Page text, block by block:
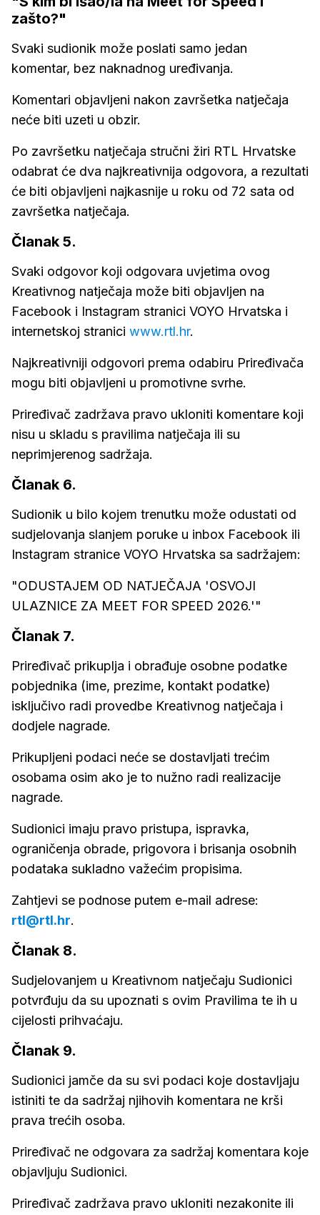
zašto?"
Svaki sudionik može poslati samo jedan
komentar, bez naknadnog uređivanja.
Komentari objavljeni nakon završetka natječaja
neće biti uzeti u obzir.
Po završetku natječaja stručni žiri RTL Hrvatske
odabrat će dva najkreativnija odgovora, a rezultati
će biti objavljeni najkasnije u roku od 72 sata od
završetka natječaja.
Članak 5.
Svaki odgovor koji odgovara uvjetima ovog
Kreativnog natječaja može biti objavljen na
Facebook i Instagram stranici VOYO Hrvatska i
internetskoj stranici www.rtl.hr.
Najkreativniji odgovori prema odabiru Priređivača
mogu biti objavljeni u promotivne svrhe.
Priređivač zadržava pravo ukloniti komentare koji
nisu u skladu s pravilima natječaja ili su
neprimjerenog sadržaja.
Članak 6.
Sudionik u bilo kojem trenutku može odustati od
sudjelovanja slanjem poruke u inbox Facebook ili
Instagram stranice VOYO Hrvatska sa sadržajem:
"ODUSTAJEM OD NATJEČAJA 'OSVOJI
ULAZNICE ZA MEET FOR SPEED 2026.'"
Članak 7.
Priređivač prikuplja i obrađuje osobne podatke
pobjednika (ime, prezime, kontakt podatke)
isključivo radi provedbe Kreativnog natječaja i
dodjele nagrade.
Prikupljeni podaci neće se dostavljati trećim
osobama osim ako je to nužno radi realizacije
nagrade.
Sudionici imaju pravo pristupa, ispravka,
ograničenja obrade, prigovora i brisanja osobnih
podataka sukladno važećim propisima.
Zahtjevi se podnose putem e-mail adrese:
rtl@rtl.hr.
Članak 8.
Sudjelovanjem u Kreativnom natječaju Sudionici
potvrđuju da su upoznati s ovim Pravilima te ih u
cijelosti prihvaćaju.
Članak 9.
Sudionici jamče da su svi podaci koje dostavljaju
istiniti te da sadržaj njihovih komentara ne krši
prava trećih osoba.
Priređivač ne odgovara za sadržaj komentara koje
objavljuju Sudionici.
Priređivač zadržava pravo ukloniti nezakonite ili